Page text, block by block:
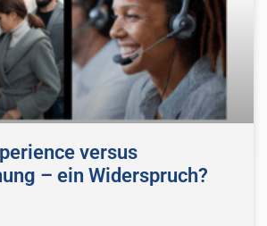
versus
– ein Widerspruch?